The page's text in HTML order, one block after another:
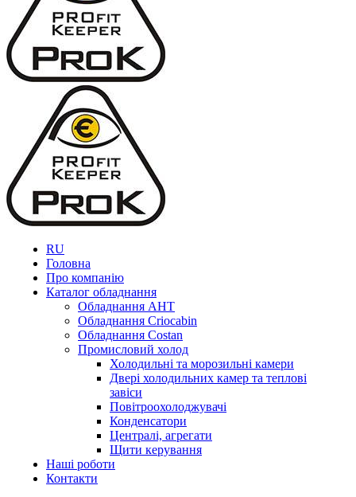
RU
Головна
Про компанію
Каталог обладнання
Обладнання AHT
Обладнання Criocabin
Обладнання Costan
Промисловий холод
Холодильні та морозильні камери
Двері холодильних камер та теплові
завіси
Повітроохолоджувачі
Конденсатори
Централі, агрегати
Щити керування
Наші роботи
Контакти